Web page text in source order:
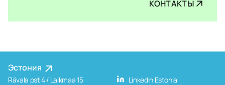
КОНТАКТЫ
Эстония
Rävala pst 4 / Laikmaa 15
LinkedIn Estonia